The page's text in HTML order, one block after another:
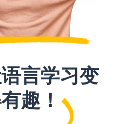
言学习变
趣！